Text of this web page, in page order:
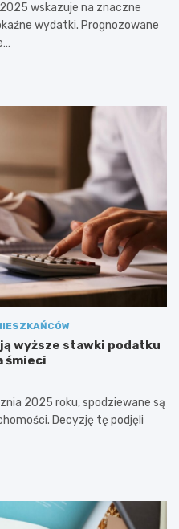
wskazuje na znaczne
wydatki. Prognozowane
wyższe stawki podatku
śmieci
2025 roku, spodziewane są
Decyzję tę podjęli